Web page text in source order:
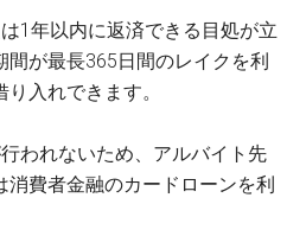
1年以内に返済できる目処が立
間が最長365日間のレイクを利
入れできます。
われないため、アルバイト先
消費者金融のカードローンを利